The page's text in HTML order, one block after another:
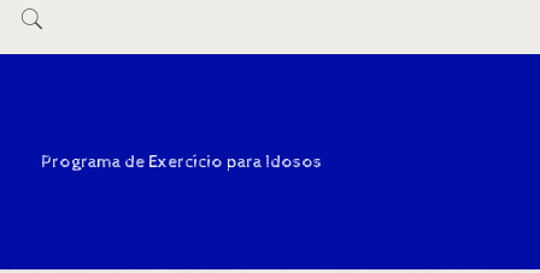
Programa de Exercício para Idosos